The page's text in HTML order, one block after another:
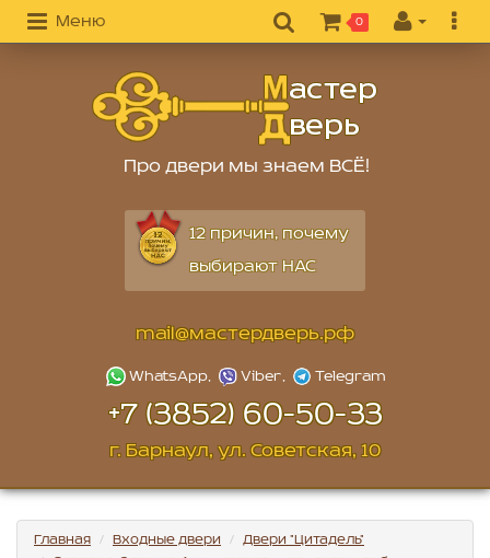
Меню 0
Про двери мы знаем ВСЁ!
12 причин, почему
выбирают НАС
mail@мастердверь.рф
+7 (3852) 60-50-33
г. Барнаул, ул. Советская, 10
Главная Входные двери
Двери "Цитадель"